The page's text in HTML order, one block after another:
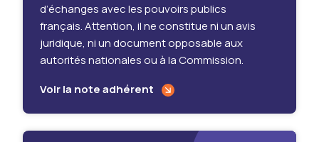
d’échanges avec les pouvoirs publics
français. Attention, il ne constitue ni un avis
juridique, ni un document opposable aux
autorités nationales ou à la Commission.
Voir la note adhérent